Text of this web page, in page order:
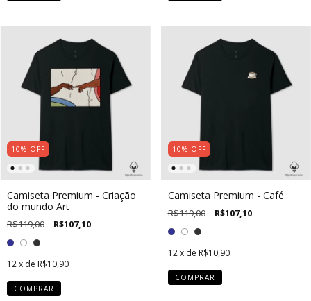
10% OFF
Camiseta Premium - Criação
do mundo Art
R$119,00 R$107,10
12x de R$10,90
COMPRAR
10% OFF
Camiseta Premium - Café
R$119,00 R$107,10
12 x de R$10,90
COMPRAR